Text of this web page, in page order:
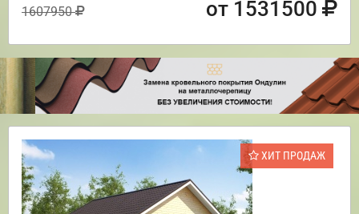
1607950 от 1531500
ХИТ ПРОДАЖ